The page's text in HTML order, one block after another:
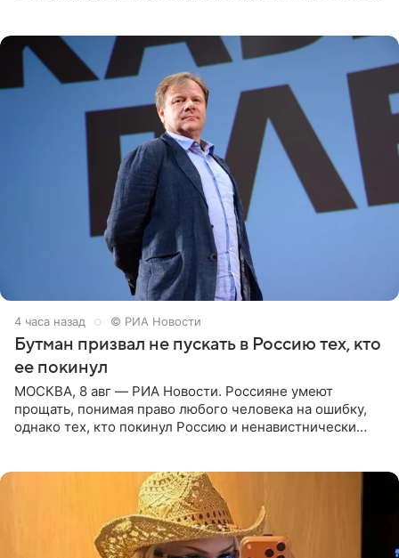
4 часа назад © РИА Новости
Бутман призвал не пускать в Россию тех, кто
ее покинул
МОСКВА, 8 авг — РИА Новости. Россияне умеют
прощать, понимая право любого человека на ошибку,
однако тех, кто покинул Россию и ненавистнически